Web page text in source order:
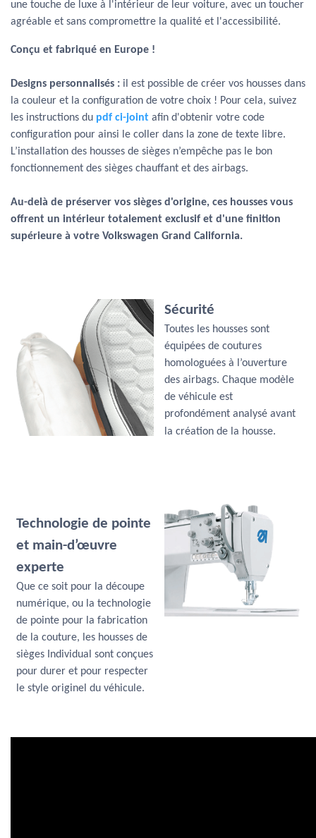
une touche de luxe à l'intérieur de leur voiture, avec un toucher
agréable et sans compromettre la qualité et l'accessibilité.
Conçu et fabriqué en Europe !
Designs personnalisés : il est possible de créer vos housses dans
la couleur et la configuration de votre choix ! Pour cela, suivez
les instructions du pdf ci-joint afin d'obtenir votre code
configuration pour ainsi le coller dans la zone de texte libre.
L’installation des housses de sièges n’empêche pas le bon
fonctionnement des sièges chauffant et des airbags.
Au-delà de préserver vos sièges d'origine, ces housses vous
offrent un intérieur totalement exclusif et d'une finition
supérieure à votre Volkswagen Grand California.
Sécurité
Toutes les housses sont
équipées de coutures
homologuées à l’ouverture
des airbags. Chaque modèle
de véhicule est
profondément analysé avant
la création de la housse.
Technologie de pointe
et main-d’œuvre
experte
Que ce soit pour la découpe
numérique, ou la technologie
de pointe pour la fabrication
de la couture, les housses de
sièges Individual sont conçues
pour durer et pour respecter
le style originel du véhicule.